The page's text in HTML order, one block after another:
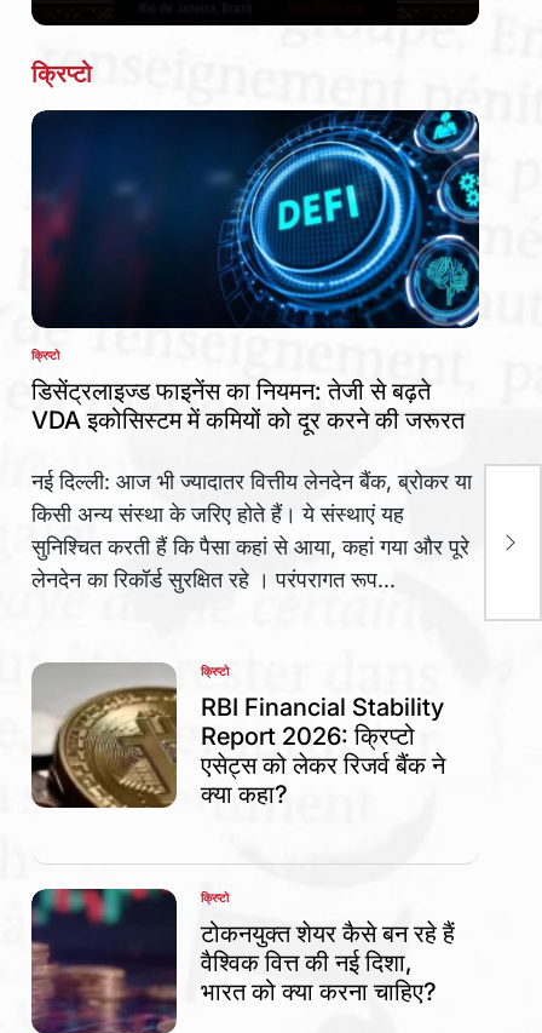
क्रिप्टो
POSTED
IN
क्रिप्टो
डिसेंट्रलाइज्ड फाइनेंस का नियमन: तेजी से बढ़ते
VDA इकोसिस्टम में कमियों को दूर करने की जरूरत
नई दिल्ली: आज भी ज्यादातर वित्तीय लेनदेन बैंक, ब्रोकर या
किसी अन्य संस्था के जरिए होते हैं। ये संस्थाएं यह
सुनिश्चित करती हैं कि पैसा कहां से आया, कहां गया और पूरे
लेनदेन का रिकॉर्ड सुरक्षित रहे । परंपरागत रूप...
POSTED
IN
क्रिप्टो
RBI Financial Stability
Report 2026: क्रिप्टो
एसेट्स को लेकर रिजर्व बैंक ने
क्या कहा?
POSTED
IN
क्रिप्टो
टोकनयुक्त शेयर कैसे बन रहे हैं
वैश्विक वित्त की नई दिशा,
भारत को क्या करना चाहिए?